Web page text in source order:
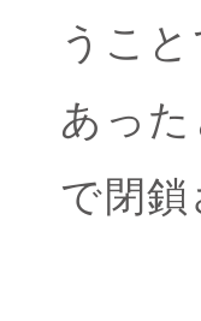
うこ
あっ
で閉鎖